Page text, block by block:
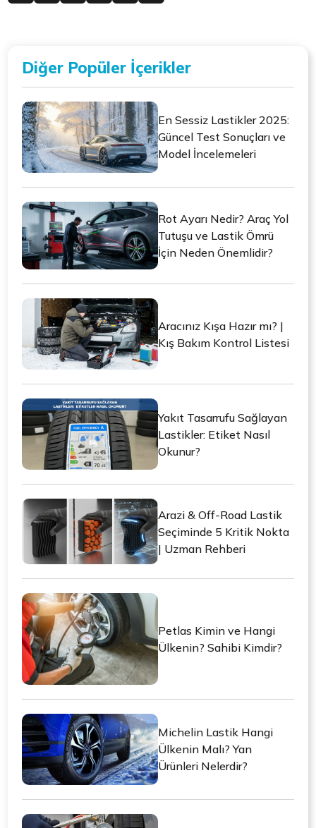
Diğer Popüler İçerikler
En Sessiz Lastikler 2025:
Güncel Test Sonuçları ve
Model İncelemeleri
Rot Ayarı Nedir? Araç Yol
Tutuşu ve Lastik Ömrü
İçin Neden Önemlidir?
Aracınız Kışa Hazır mı? |
Kış Bakım Kontrol Listesi
Yakıt Tasarrufu Sağlayan
Lastikler: Etiket Nasıl
Okunur?
Arazi & Off-Road Lastik
Seçiminde 5 Kritik Nokta
| Uzman Rehberi
Petlas Kimin ve Hangi
Ülkenin? Sahibi Kimdir?
Michelin Lastik Hangi
Ülkenin Malı? Yan
Ürünleri Nelerdir?